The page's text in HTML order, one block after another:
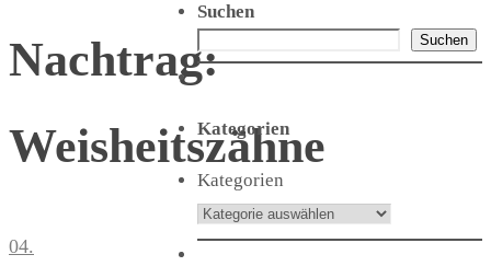
Nachtrag:
Weisheitszähne
04.
Suchen
Suchen
Kategorien
Kategorien